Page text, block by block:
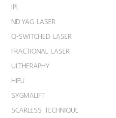
IPL
ND:YAG LASER
Q-SWITCHED LASER
FRACTIONAL LASER
ULTHERAPHY
HIFU
SYGMALIFT
SCARLESS TECHNIQUE